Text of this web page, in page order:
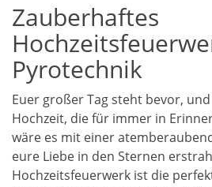
Zauberhaftes
Pyrotechnik
Euer großer Tag steht bevor,
Hochzeit, die für immer in
wäre es mit einer
eure Liebe in den Sternen
Hochzeitsfeuerwerk ist die